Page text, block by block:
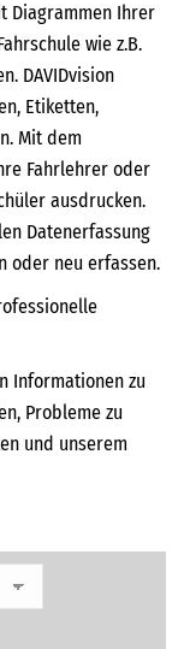
Diagrammen Ihrer
wie z.B.
DAVIDvision
Etiketten,
Mit dem
Fahrlehrer oder
ausdrucken.
Datenerfassung
oder neu erfassen.
Informationen zu
Probleme zu
und unserem